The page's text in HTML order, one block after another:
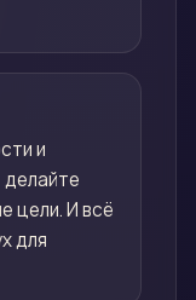
и
делайте
цели. И всё
для